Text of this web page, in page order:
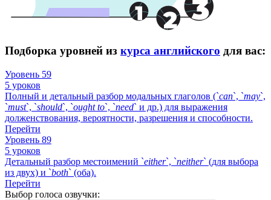
Подборка уровней из курса английского для вас:
Уровень 59
5 уроков
Полный и детальный разбор модальных глаголов (`can`, `may`,
`must`, `should`, `ought to`, `need` и др.) для выражения
долженствования, вероятности, разрешения и способности.
Перейти
Уровень 89
5 уроков
Детальный разбор местоимений `either`, `neither` (для выбора
из двух) и `both` (оба).
Перейти
Выбор голоса озвучки: